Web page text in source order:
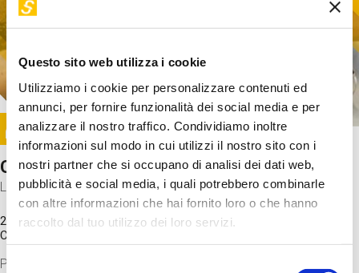
Questo sito web utilizza i cookie
Utilizziamo i cookie per personalizzare contenuti ed
annunci, per fornire funzionalità dei social media e per
analizzare il nostro traffico. Condividiamo inoltre
informazioni sul modo in cui utilizzi il nostro sito con i
nostri partner che si occupano di analisi dei dati web,
pubblicità e social media, i quali potrebbero combinarle
con altre informazioni che hai fornito loro o che hanno
raccolto dal tuo utilizzo dei loro servizi.
Selezione
Image
SUNDAY@STEP
Come funziona il cervello?
Laboratorio
20 Set 2026 / 11:15 - 13:00
Costo
Proveremo a costruire un cervello in cartoncino cercando di